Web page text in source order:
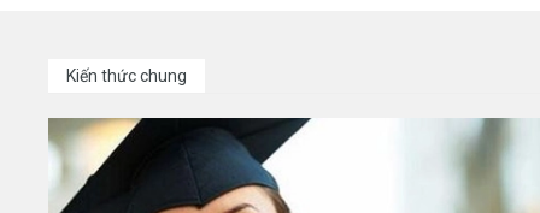
Kiến thức chung